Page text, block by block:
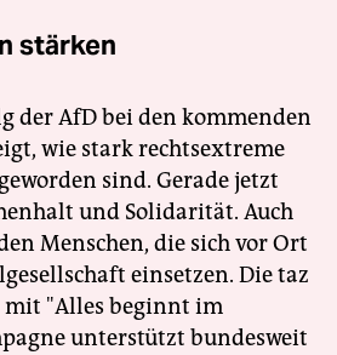
stärken
der AfD bei den kommenden
wie stark rechtsextreme
sind. Gerade jetzt
und Solidarität. Auch
Menschen, die sich vor Ort
einsetzen. Die taz
mit "Alles beginnt im
unterstützt bundesweit